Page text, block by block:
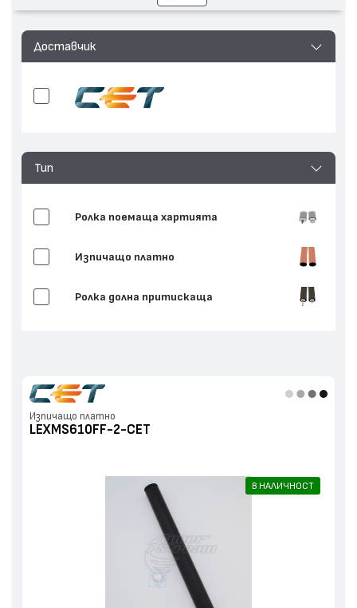
Доставчик
Тип
Ролка поемаща хартията
Изпичащо платно
Ролка долна притискаща
Изпичащо платно
LEXMS610FF-2-CET
В НАЛИЧНОСТ